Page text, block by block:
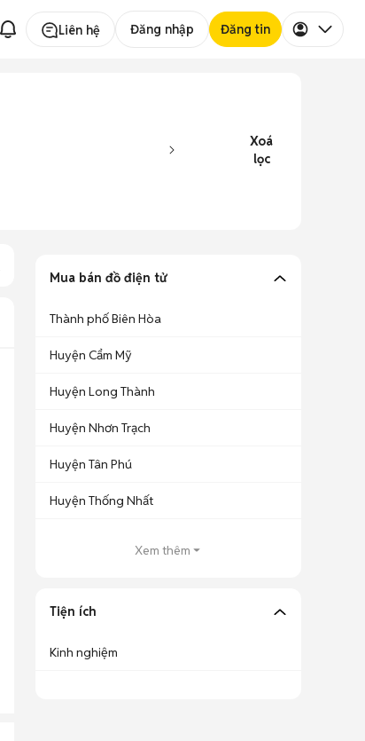
Liên hệ Đăng nhập Đăng tin
Xoá
lọc
Mua bán đồ điện tử
Thành phố Biên Hòa
Huyện Cẩm Mỹ
Huyện Long Thành
Huyện Nhơn Trạch
Huyện Tân Phú
Huyện Thống Nhất
Xem thêm
Tiện ích
Kinh nghiệm